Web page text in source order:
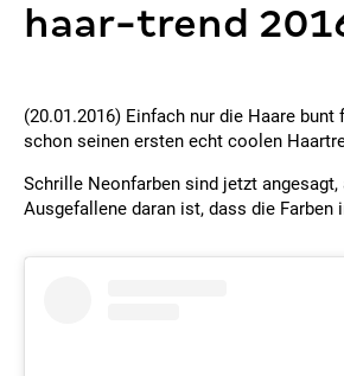
haar-trend
(20.01.2016) Einfach nur die Haare
schon seinen ersten echt coolen
Schrille Neonfarben sind jetzt
Ausgefallene daran ist, dass die Farben